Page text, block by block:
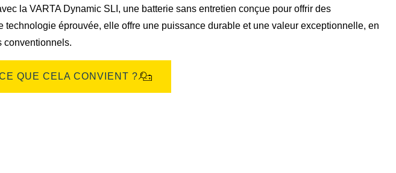
la VARTA Dynamic SLI, une batterie sans entretien conçue pour offrir des
technologie éprouvée, elle offre une puissance durable et une valeur exceptionnelle, en
conventionnels.
QUE CELA CONVIENT ?